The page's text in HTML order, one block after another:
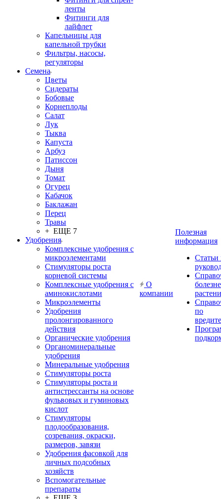
ленты
Фитинги для
лайфлет
Капельницы для
капельной трубки
Фильтры, насосы,
регуляторы
Семена
Цветы
Сидераты
Бобовые
Корнеплоды
Салат
Лук
Тыква
Капуста
Арбуз
Патиссон
Дыня
Томат
Огурец
Кабачок
Баклажан
Перец
Травы
+ ЕЩЕ 7
Удобрения
Комплексные удобрения с
микроэлементами
Стимуляторы роста
корневой системы
Комплексные удобрения с
аминокислотами
Микроэлементы
Удобрения
пролонгированного
действия
Органические удобрения
Органоминеральные
удобрения
Минеральные удобрения
Стимуляторы роста
Стимуляторы роста и
антистрессанты на основе
фульвовых и гуминовых
кислот
Стимуляторы
плодообразования,
созревания, окраски,
размеров, завязи
Удобрения фасовкой для
личных подсобных
хозяйств
Вспомогательные
препараты
О
компании
Полезная
информация
Статьи
по